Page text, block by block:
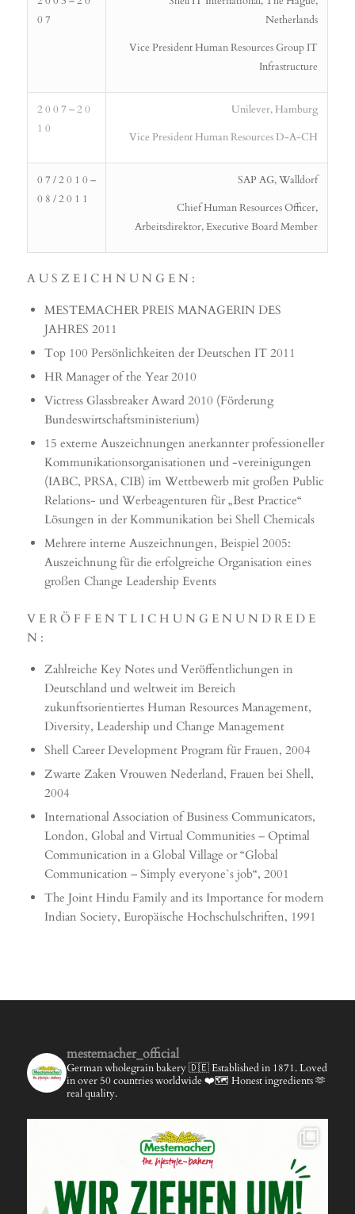
0 7
Netherlands
Vice President Human Resources Group IT
Infrastructure
2 0 0 7 – 2 0
1 0
Unilever, Hamburg
Vice President Human Resources D-A-CH
0 7 / 2 0 1 0 –
0 8 / 2 0 1 1
SAP AG, Walldorf
Chief Human Resources Officer,
Arbeitsdirektor, Executive Board Member
A U S Z E I C H N U N G E N :
MESTEMACHER PREIS MANAGERIN DES
JAHRES 2011
Top 100 Persönlichkeiten der Deutschen IT 2011
HR Manager of the Year 2010
Victress Glassbreaker Award 2010 (Förderung
Bundeswirtschaftsministerium)
15 externe Auszeichnungen anerkannter professioneller
Kommunikationsorganisationen und -vereinigungen
(IABC, PRSA, CIB) im Wettbewerb mit großen Public
Relations- und Werbeagenturen für „Best Practice“
Lösungen in der Kommunikation bei Shell Chemicals
Mehrere interne Auszeichnungen, Beispiel 2005:
Auszeichnung für die erfolgreiche Organisation eines
großen Change Leadership Events
V E R Ö F F E N T L I C H U N G E N U N D R E D E
N :
Zahlreiche Key Notes und Veröffentlichungen in
Deutschland und weltweit im Bereich
zukunftsorientiertes Human Resources Management,
Diversity, Leadership und Change Management
Shell Career Development Program für Frauen, 2004
Zwarte Zaken Vrouwen Nederland, Frauen bei Shell,
2004
International Association of Business Communicators,
London, Global and Virtual Communities – Optimal
Communication in a Global Village or “Global
Communication – Simply everyone`s job“, 2001
The Joint Hindu Family and its Importance for modern
Indian Society, Europäische Hochschulschriften, 1991
mestemacher_official
German wholegrain bakery 🇩🇪Established in 1871.Loved
in over 50 countries worldwide ❤️🗺️ Honest ingredients 🫶
real quality.